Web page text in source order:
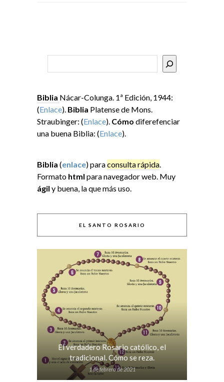
Biblia Nácar-Colunga. 1ª Edición, 1944:
(Enlace). Biblia Platense de Mons.
Straubinger: (Enlace). Cómo diferefenciar
una buena Biblia: (Enlace).
Biblia (enlace) paraconsulta rápida.
Formato html para navegador web. Muy
ágil y buena, la que más uso.
EL SANTO ROSARIO
El verdadero Rosario católico, el
tradicional. Cómo se reza.
1 de febrero de 2021